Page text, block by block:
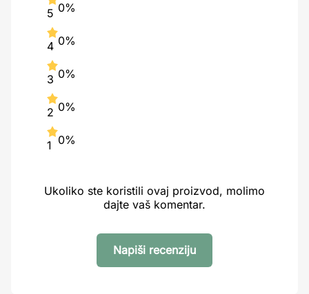
5 0%
4 0%
3 0%
2 0%
1 0%
Ukoliko ste koristili ovaj proizvod, molimo
dajte vaš komentar.
Napiši recenziju